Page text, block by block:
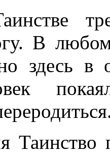
В
здесь в
Таинство